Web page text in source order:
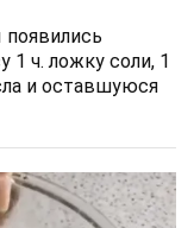
появились
1 ч. ложку соли, 1
и оставшуюся